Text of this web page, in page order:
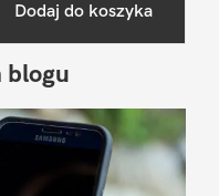
Dodaj do koszyka
blogu